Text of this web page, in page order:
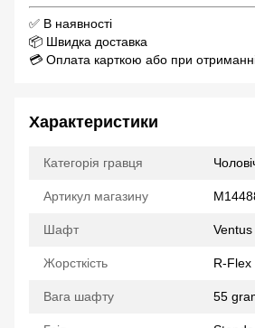
✅ В наявності
📦 Швидка доставка
💳 Оплата карткою або при
Характеристики
Категорія гравця
Артикул магазину
Шафт
Жорсткість R-Flex
Вага шафту 55